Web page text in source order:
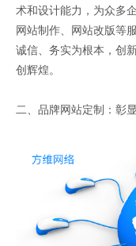
术和设计能力，为众多
网站制作、网站改版等
诚信、务实为根本，创
创辉煌。
二、品牌网站定制：彰